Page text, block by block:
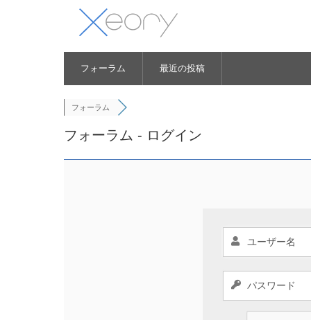
フォーラム 最近の投稿
フォーラム
フォーラム - ログイン